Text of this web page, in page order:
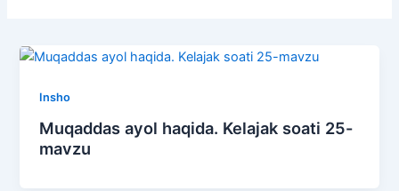
Insho
Muqaddas ayol haqida. Kelajak soati 25-
mavzu